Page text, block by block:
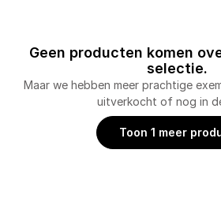
Geen producten komen
selectie.
Maar we hebben meer prachtige
uitverkocht of nog in
Toon 1 meer